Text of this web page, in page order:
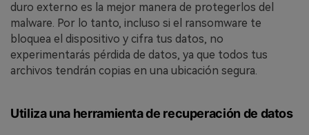
duro externo es la mejor manera de protegerlos del
malware. Por lo tanto, incluso si el ransomware te
bloquea el dispositivo y cifra tus datos, no
experimentarás pérdida de datos, ya que todos tus
archivos tendrán copias en una ubicación segura.
Utiliza una herramienta de recuperación de datos